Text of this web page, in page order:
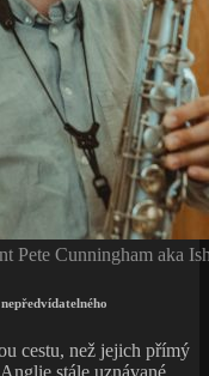
Pete Cunningham aka
cestu, než jejich přímý
stále uznávané